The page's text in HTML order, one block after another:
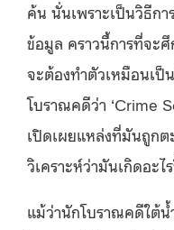
ค้น นั่นเพราะเป็นวิธีก
ข้อมูล คราวนี้การที่จะ
จะต้องทำตัวเหมือนเป็
โบราณคดีว่า ‘Crime
เปิดเผยแหล่งที่มันถูก
วิเคราะห์ว่ามันเกิดอะไ
แม้ว่านักโบราณคดีใต้น้